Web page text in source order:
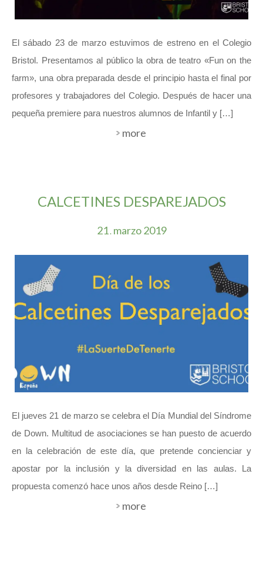
El sábado 23 de marzo estuvimos de estreno en el Colegio
Bristol. Presentamos al público la obra de teatro «Fun on the
farm», una obra preparada desde el principio hasta el final por
profesores y trabajadores del Colegio. Después de hacer una
pequeña premiere para nuestros alumnos de Infantil y […]
more
CALCETINES DESPAREJADOS
21. marzo2019
El jueves 21 de marzo se celebra el Día Mundial del Síndrome
de Down. Multitud de asociaciones se han puesto de acuerdo
en la celebración de este día, que pretende concienciar y
apostar por la inclusión y la diversidad en las aulas. La
propuesta comenzó hace unos años desde Reino […]
more